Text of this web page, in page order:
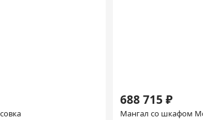
688 715 ₽
Мангал со шкафом